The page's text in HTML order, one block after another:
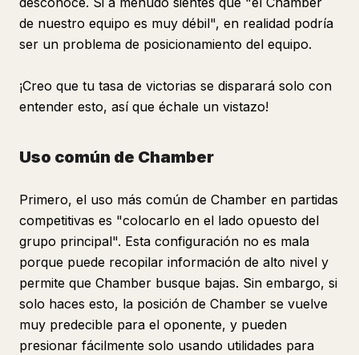
de nuestro equipo es muy débil", en realidad podría
ser un problema de posicionamiento del equipo.
¡Creo que tu tasa de victorias se disparará solo con
entender esto, así que échale un vistazo!
Uso común de Chamber
Primero, el uso más común de Chamber en partidas
competitivas es "colocarlo en el lado opuesto del
grupo principal". Esta configuración no es mala
porque puede recopilar información de alto nivel y
permite que Chamber busque bajas. Sin embargo, si
solo haces esto, la posición de Chamber se vuelve
muy predecible para el oponente, y pueden
presionar fácilmente solo usando utilidades para